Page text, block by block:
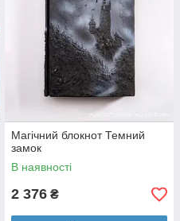
Магічний блокнот Темний
замок
В наявності
2 376 ₴